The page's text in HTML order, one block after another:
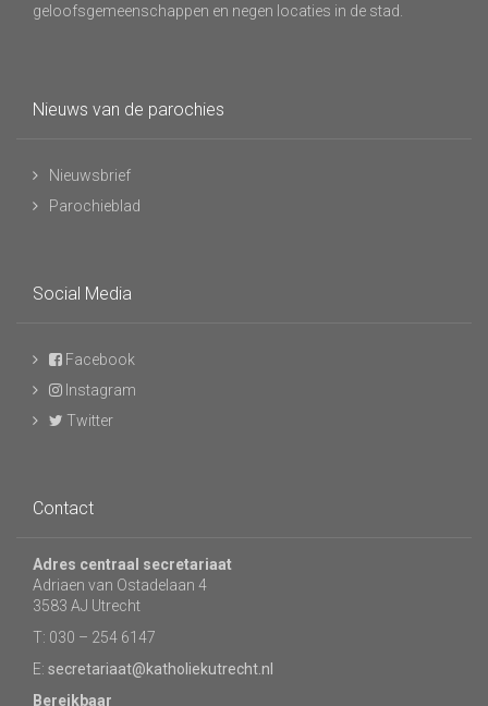
geloofsgemeenschappen en negen locaties in de stad.
Nieuws van de parochies
Nieuwsbrief
Parochieblad
Social Media
Facebook
Instagram
Twitter
Contact
Adres centraal secretariaat
Adriaen van Ostadelaan 4
3583 AJ Utrecht
T: 030 – 254 6147
E: secretariaat@katholiekutrecht.nl
Bereikbaar